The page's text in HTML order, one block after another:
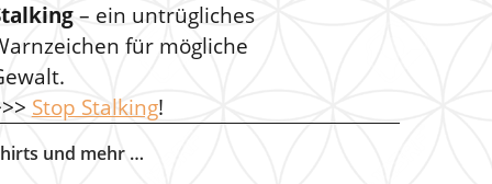
– ein untrügliches
für mögliche
Stop Stalking!
und mehr …